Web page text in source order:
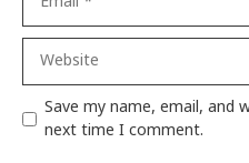
Website
Save my name, email, and
next time I comment.